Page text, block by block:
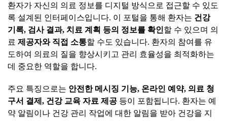
환자가 자신의 의료 정보를 디지털 방식으로 접근할 수 있도
록 설계된 인터페이스입니다. 이 포털을 통해 환자는 건강
기록, 검사 결과, 치료 계획 등의 정보를 확인할 수 있으며 의
료 제공자와 직접 소통할 수도 있습니다. 환자의 참여를 유
도하여 의료의 질을 향상시키고 관리 효율성을 최적화하는
데 중요한 역할을 합니다.
주요 특징으로는 안전한 메시징 기능, 온라인 예약, 의료 청
구서 결제 , 건강 교육 자료 제공 등이 포함됩니다. 환자는 예
약 알림이나 건강 관리 작업에 대한 알림을 받아 건강을 지